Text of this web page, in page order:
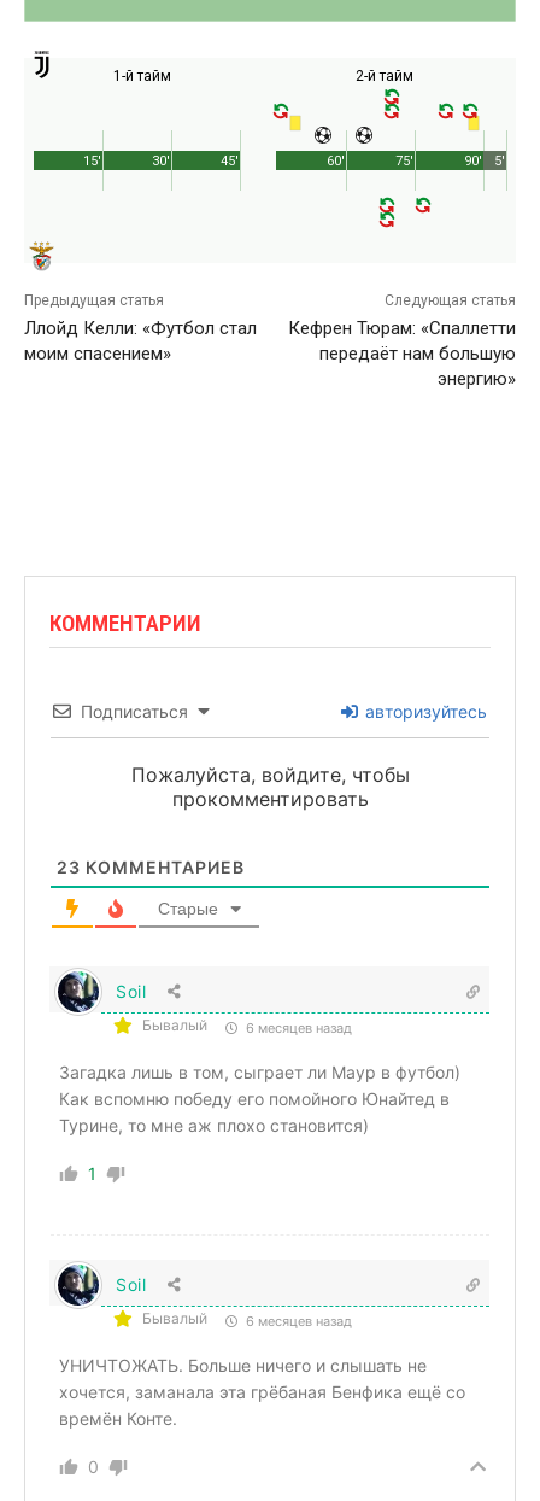
1-й тайм
45'
15' 30'
2-й тайм
90'
60' 75' 5'
Предыдущая статья
Ллойд Келли: «Футбол стал
моим спасением»
Следующая статья
Кефрен Тюрам: «Спаллетти
передаёт нам большую
энергию»
КОММЕНТАРИИ
Подписаться авторизуйтесь
Пожалуйста, войдите, чтобы
прокомментировать
23 КОММЕНТАРИЕВ
Старые
Soil
Бывалый 6 месяцев назад
Загадка лишь в том, сыграет ли Маур в футбол)
Как вспомню победу его помойного Юнайтед в
Турине, то мне аж плохо становится)
1
Soil
Бывалый 6 месяцев назад
УНИЧТОЖАТЬ. Больше ничего и слышать не
хочется, заманала эта грёбаная Бенфика ещё со
времён Конте.
0